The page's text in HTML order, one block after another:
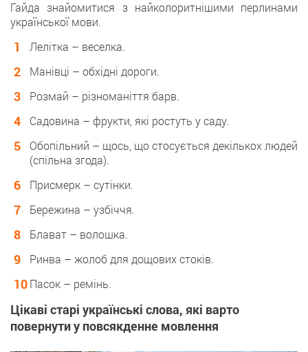
Гайда знайомитися з найколоритнішими перлинами
української мови.
Лелітка – веселка.
Манівці – обхідні дороги.
Розмай – різноманіття барв.
Садовина – фрукти, які ростуть у саду.
Обопільний – щось, що стосується декількох людей
(спільна згода).
Присмерк – сутінки.
Бережина – узбіччя.
Блават – волошка.
Ринва – жолоб для дощових стоків.
Пасок – ремінь.
Цікаві старі українські слова, які варто
повернути у повсякденне мовлення